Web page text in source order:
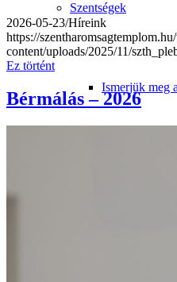
Szentségek
Ismerjük meg
2026-05-23/Híreink
https://
content/uploads/2025/11/
Ez történt
Bérmálás – 2026